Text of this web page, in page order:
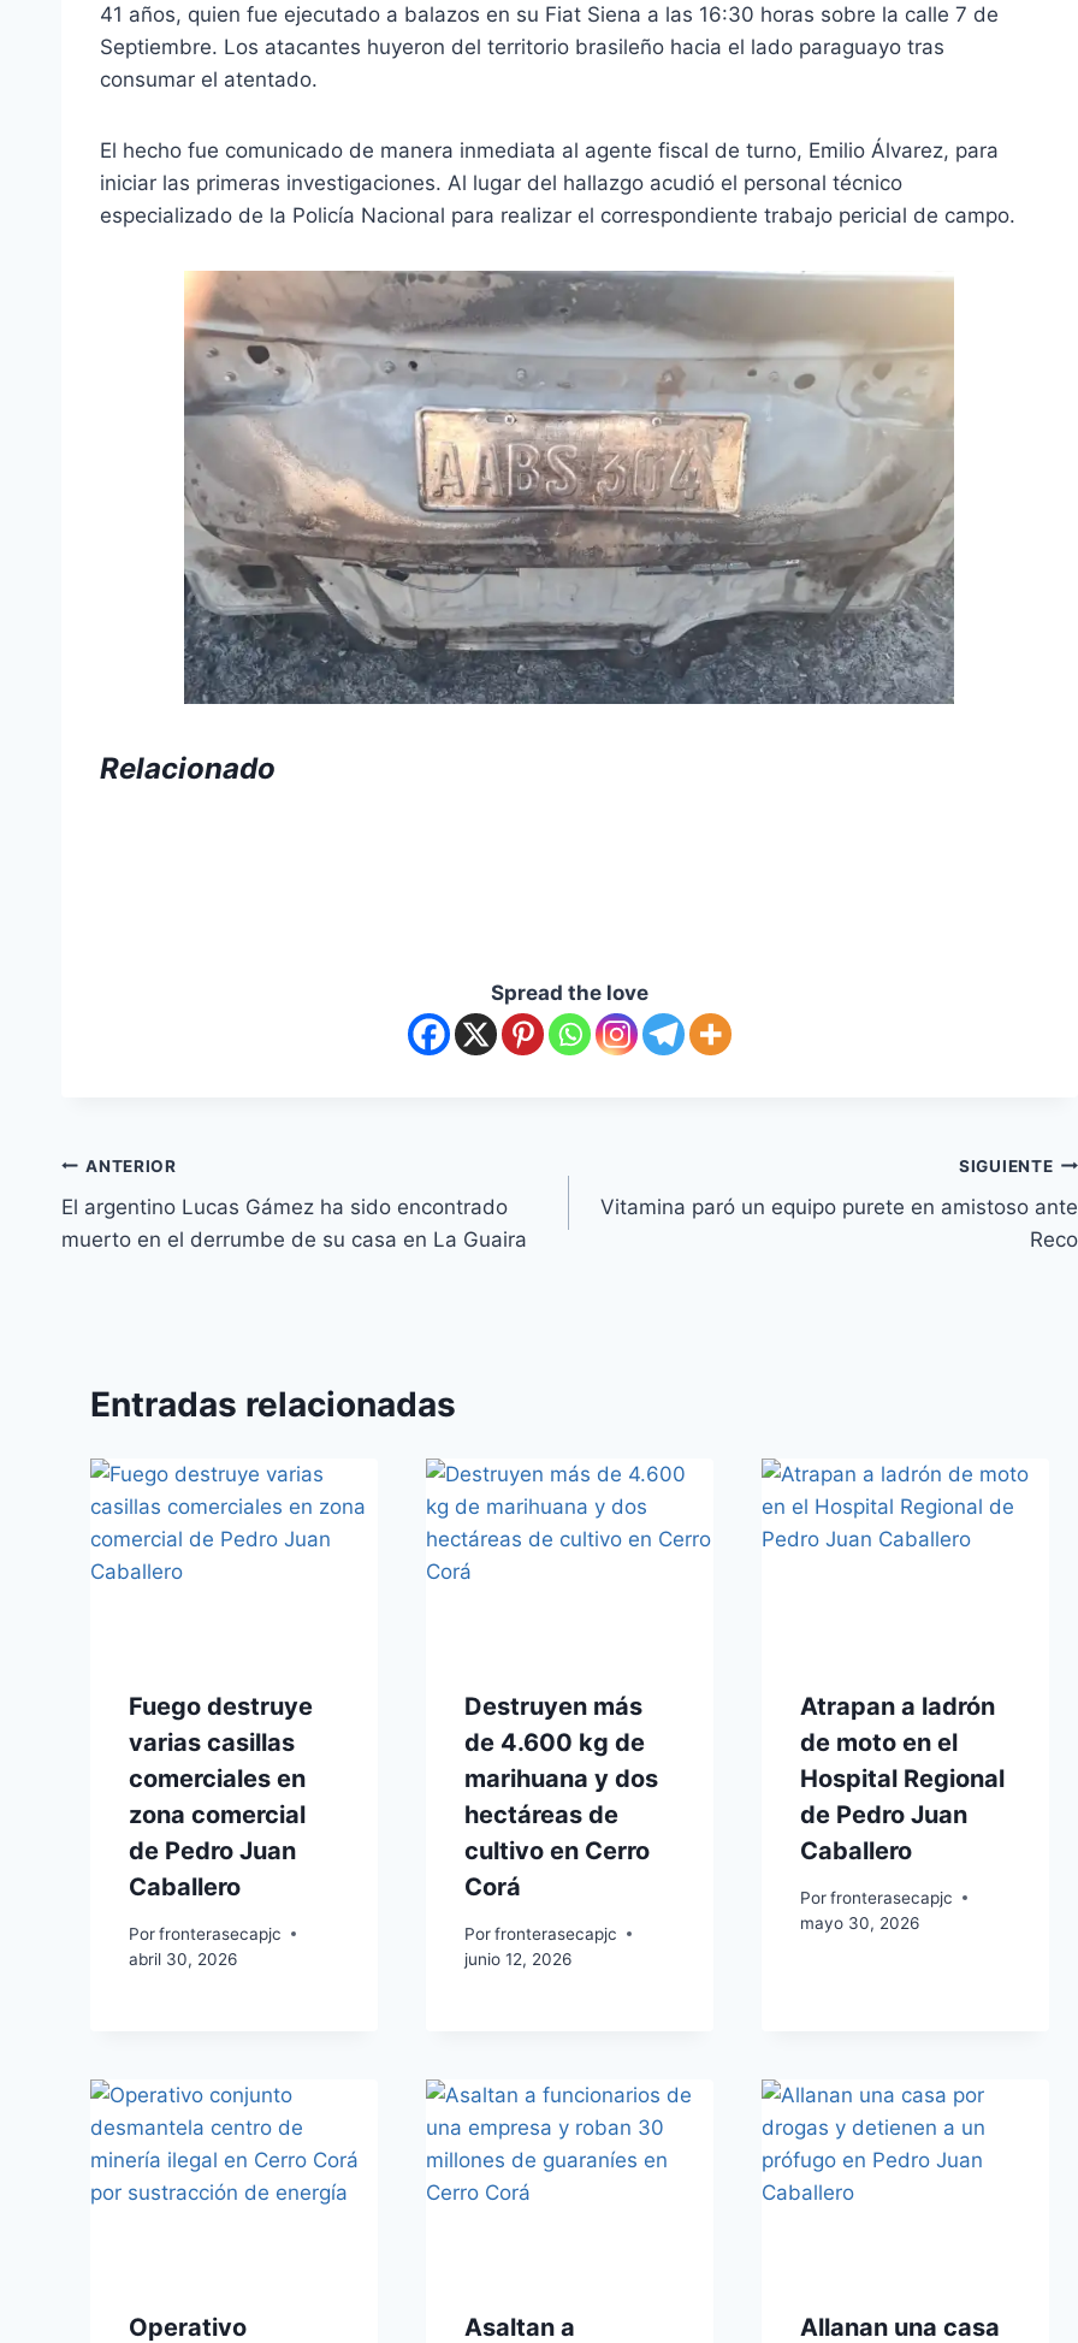
41 años, quien fue ejecutado a balazos en su Fiat Siena a las 16:30 horas sobre la calle 7 de
Septiembre. Los atacantes huyeron del territorio brasileño hacia el lado paraguayo tras
consumar el atentado.
El hecho fue comunicado de manera inmediata al agente fiscal de turno, Emilio Álvarez, para
iniciar las primeras investigaciones. Al lugar del hallazgo acudió el personal técnico
especializado de la Policía Nacional para realizar el correspondiente trabajo pericial de campo.
Relacionado
Spread the love
ANTERIOR
El argentino Lucas Gámez ha sido encontrado
muerto en el derrumbe de su casa en La Guaira
SIGUIENTE
Vitamina paró un equipo purete en amistoso ante
Reco
Entradas relacionadas
Fuego destruye
varias casillas
comerciales en
zona comercial
de Pedro Juan
Caballero
Porfronterasecapjc
abril 30, 2026
Destruyen más
de 4.600 kg de
marihuana y dos
hectáreas de
cultivo en Cerro
Corá
Porfronterasecapjc
junio 12, 2026
Atrapan a ladrón
de moto en el
Hospital Regional
de Pedro Juan
Caballero
Por fronterasecapjc
mayo 30, 2026
Operativo Asaltan a Allanan una casa